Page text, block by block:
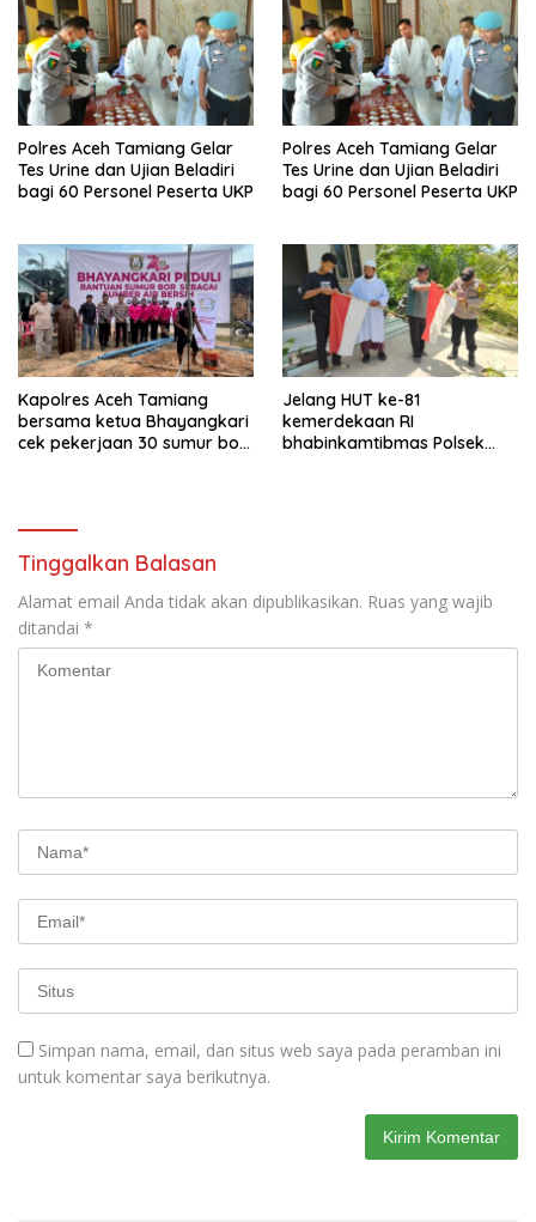
Polres Aceh Tamiang Gelar
Tes Urine dan Ujian Beladiri
bagi 60 Personel Peserta UKP
Polres Aceh Tamiang Gelar
Tes Urine dan Ujian Beladiri
bagi 60 Personel Peserta UKP
Kapolres Aceh Tamiang
bersama ketua Bhayangkari
cek pekerjaan 30 sumur bor
Jelang HUT ke-81
kemerdekaan RI
bhabinkamtibmas Polsek
Tinggalkan Balasan
Alamat email Anda tidak akan dipublikasikan. Ruas yang wajib
ditandai *
Simpan nama, email, dan situs web saya pada peramban ini
untuk komentar saya berikutnya.